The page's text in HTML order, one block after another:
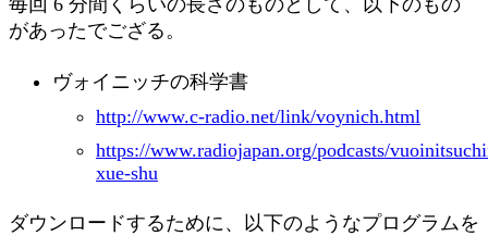
毎回 6 分間くらいの長さのものとして、以下のもの
があったでござる。
ヴォイニッチの科学書
http://www.c-radio.net/link/voynich.html
https://www.radiojapan.org/podcasts/
xue-shu
ダウンロードするために、以下のようなプログラムを